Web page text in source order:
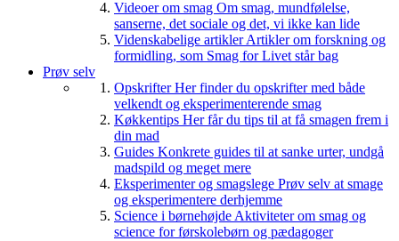
Videoer om smag Om smag, mundfølelse,
sanserne, det sociale og det, vi ikke kan lide
Videnskabelige artiklerArtikler om forskning og
formidling, som Smag for Livet står bag
Prøv selv
OpskrifterHer finder du opskrifter med både
velkendt og eksperimenterende smag
Køkkentips Her får du tips til at få smagen frem i
din mad
Guides Konkrete guides til at sanke urter, undgå
madspild og meget mere
Eksperimenter og smagslege Prøv selv at smage
og eksperimentere derhjemme
Science i børnehøjde Aktiviteter om smag og
science for førskolebørn og pædagoger